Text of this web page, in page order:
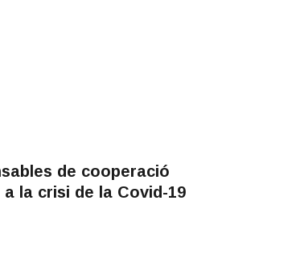
de cooperació
la crisi de la Covid-19